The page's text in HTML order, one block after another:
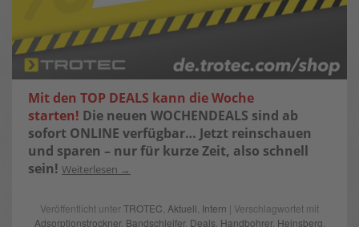
Mit den TOP DEALS kann die Woche
starten! Die neuen WOCHENDEALS sind ab
sofort ONLINE verfügbar… Jetzt reinschauen
und sparen – nur für kurze Zeit, also schnell
sein! Weiterlesen
Veröffentlicht unterTROTEC Aktuell Intern | Verschlagwortet mit
Adsorptionstrockner, Bandschleifer, Deals Handbohrer, Heinsberg